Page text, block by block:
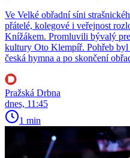
Ve Velké obřadní síni
přátelé, kolegové i veřejnost
Knížákem. Promluvili bývalý
kultury Oto Klempíř. Pohřeb byl
česká hymna a po skončení
Pražská Drbna
dnes, 11:45
1 min